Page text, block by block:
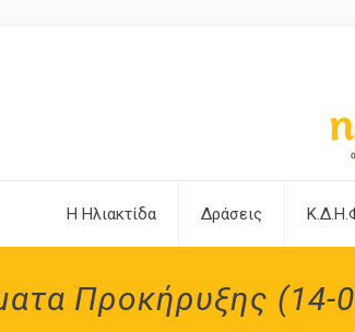
Η Ηλιακτίδα Δράσεις
Προκήρυξης (14-